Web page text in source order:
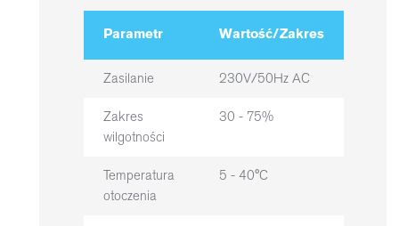
Parametr Wartość/Zakres
Zasilanie 230V/50Hz AC
Zakres
wilgotności
30 - 75%
Temperatura
otoczenia
5 - 40°C